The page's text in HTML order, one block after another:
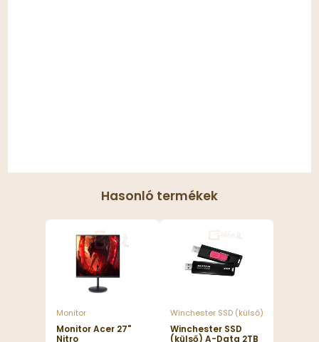
Hasonló termékek
Monitor
Monitor Acer 27"
Nitro
Winchester SSD (külső)
Winchester SSD
(külső) A-Data 2TB